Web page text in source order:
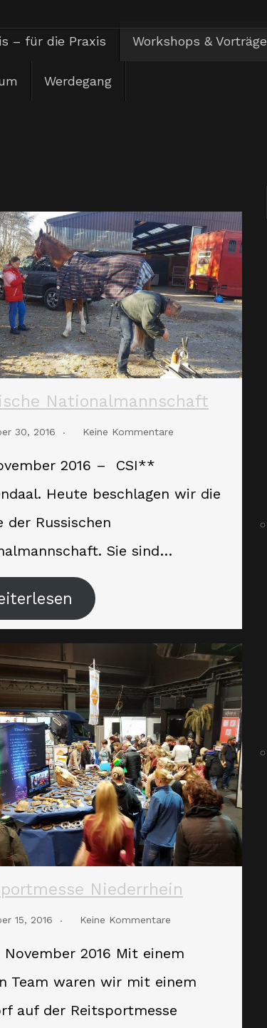
– für die Praxis Workshops & Vorträge
Werdegang
Nationalmannschaft
30, 2016 Keine Kommentare
2016 – CSI**
Heute beschlagen wir die
der Russischen
Sie sind…
Niederrhein
15, 2016 Keine Kommentare
November 2016 Mit einem
Team waren wir mit einem
auf der Reitsportmesse